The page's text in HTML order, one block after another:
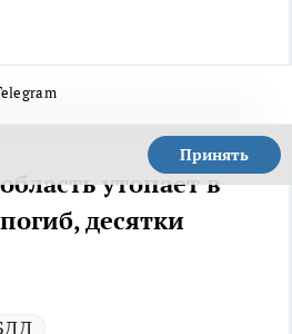
Принять
утопает в
десятки